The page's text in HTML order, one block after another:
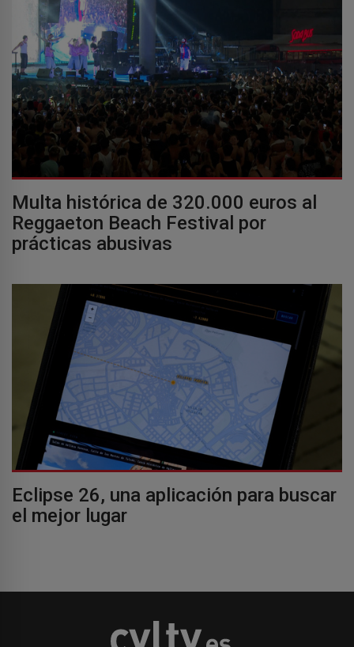
Multa histórica de 320.000 euros al
Reggaeton Beach Festival por
prácticas abusivas
Eclipse 26, una aplicación para buscar
el mejor lugar